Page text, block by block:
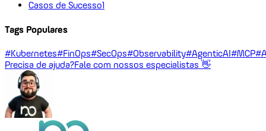
Casos de Sucesso1
Tags Populares
#Kubernetes#FinOps#SecOps#Observability#AgenticAI#MCP
Precisa de ajuda?Fale com nossos especialistas 👋